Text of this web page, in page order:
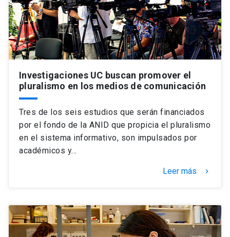
Investigaciones UC buscan promover el
pluralismo en los medios de comunicación
Tres de los seis estudios que serán financiados
por el fondo de la ANID que propicia el pluralismo
en el sistema informativo, son impulsados por
académicos y…
Leer más keyboard_arrow_right